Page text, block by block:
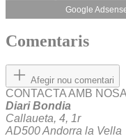
Google
Comentaris
Afegir nou comentari
CONTACTA AMB
Diari Bondia
Callaueta, 4, 1r
AD500 Andorra la Vella